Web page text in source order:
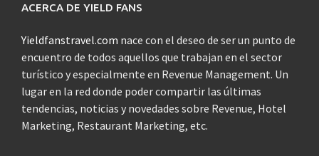
ACERCA DE YIELD FANS
Yieldfanstravel.com nace con el deseo de ser un punto de
encuentro de todos aquellos que trabajan en el sector
turístico y especialmente en Revenue Management. Un
lugar en la red donde poder compartir las últimas
tendencias, noticias y novedades sobre Revenue, Hotel
Marketing, Restaurant Marketing, etc.